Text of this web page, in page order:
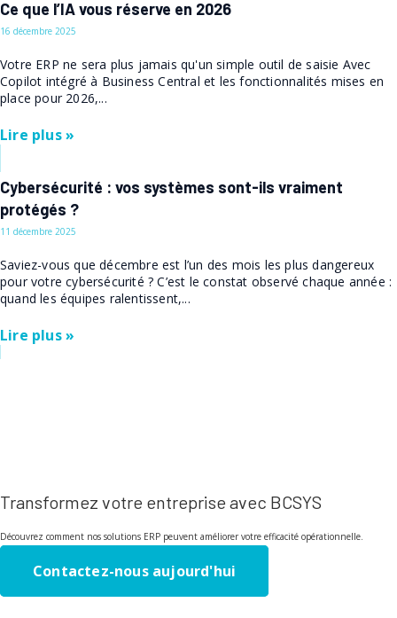
Ce que l’IA vous réserve en 2026
16 décembre 2025
Votre ERP ne sera plus jamais qu'un simple outil de saisie Avec
Copilot intégré à Business Central et les fonctionnalités mises en
place pour 2026,...
Lire plus »
Cybersécurité : vos systèmes sont-ils vraiment
protégés ?
11 décembre 2025
Saviez-vous que décembre est l’un des mois les plus dangereux
pour votre cybersécurité ? C’est le constat observé chaque année :
quand les équipes ralentissent,...
Lire plus »
Transformez votre entreprise avec BCSYS
Découvrez comment nos solutions ERP peuvent améliorer votre efficacité opérationnelle.
Contactez-nous aujourd'hui